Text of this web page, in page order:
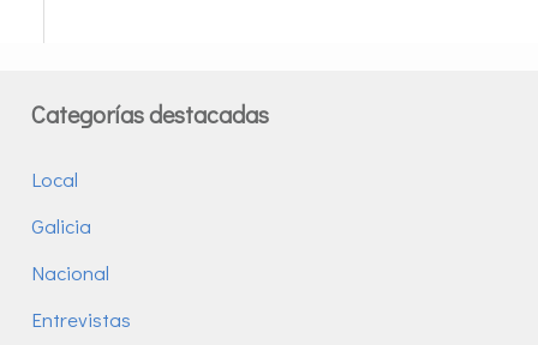
Categorías destacadas
Local
Galicia
Nacional
Entrevistas